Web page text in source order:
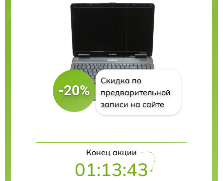
-20%
Скидка по
предварительной
записи на сайте
Конец акции
01:13:42